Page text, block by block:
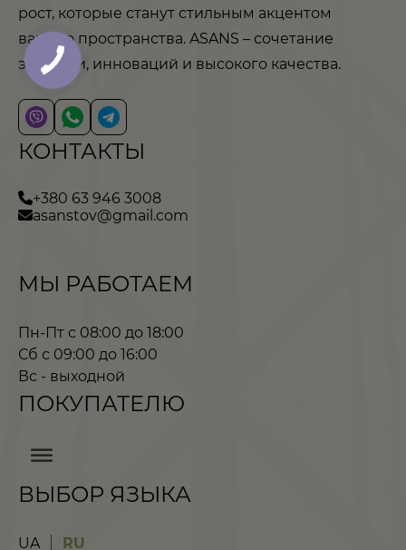
рост, которые станут стильным акцентом
вашего пространства. ASANS – сочетание
эстетики, инноваций и высокого качества.
КОНТАКТЫ
+380 63 946 3008
asanstov@gmail.com
МЫ РАБОТАЕМ
Пн-Пт с 08:00 до 18:00
Сб с 09:00 до 16:00
Вс - выходной
ПОКУПАТЕЛЮ
ВЫБОР ЯЗЫКА
UA RU